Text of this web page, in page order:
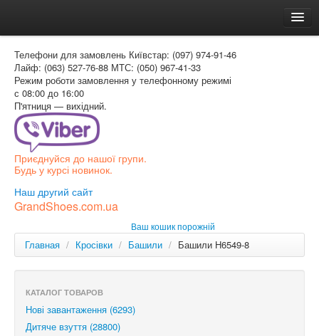
Доставка и оплата
Как заказать
Контакти
Таблиця розмірів
Вхід для покупця
РОС
Телефони для замовлень Київстар: (097) 974-91-46
Лайф: (063) 527-76-88 МТС: (050) 967-41-33
Режим роботи замовлення у телефонному режимі
с 08:00 до 16:00
П'ятниця — вихідний.
Приєднуйся до нашої групи.
Будь у курсі новинок.
Наш другий сайт
GrandShoes.com.ua
Ваш кошик порожній
Главная / Кросівки / Башили / Башили H6549-8
КАТАЛОГ ТОВАРОВ
Нові завантаження (6293)
Дитяче взуття (28800)